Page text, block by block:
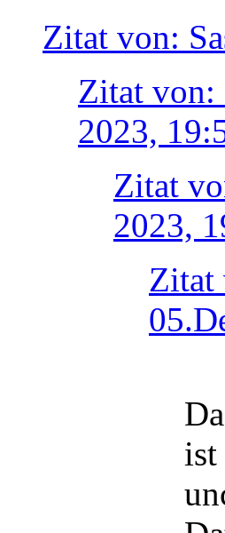
Zitat von:
Zitat von:
2023,
Zitat
2023,
Zitat
ist